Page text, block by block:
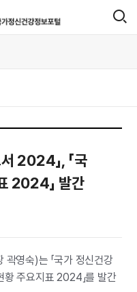
2024」, 「국
2024」 발간
영숙)는 「국가 정신건강
황 주요지표 2024」를 발간